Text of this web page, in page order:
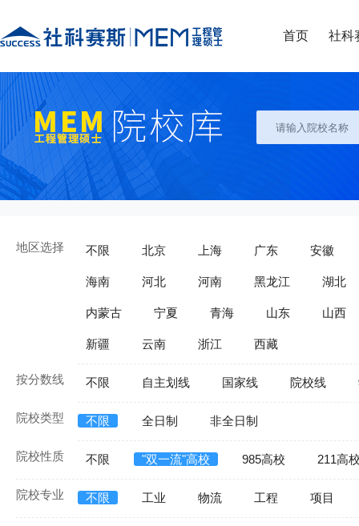
首页 社科
地区选择 不限 北京 上海 广东 安徽
海南 河北 河南 黑龙江 湖北
内蒙古 宁夏 青海 山东 山西
新疆 云南 浙江 西藏
按分数线 不限 自主划线 国家线 院校线
院校类型 不限 全日制 非全日制
院校性质 不限 "双一流"高校 985高校 211高
院校专业 不限 工业 物流 工程 项目